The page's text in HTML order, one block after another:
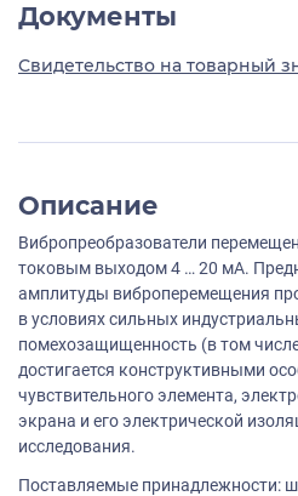
Документы
Свидетельство на товарный
Описание
Вибропреобразователи
токовым выходом 4 … 20 мА.
амплитуды виброперемещения
в условиях сильных
помехозащищенность (в том
достигается конструктивными
чувствительного элемента,
экрана и его электрической
исследования.
Поставляемые принадлежности: